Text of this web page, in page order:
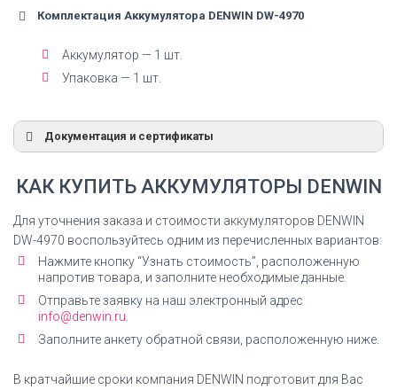
Комплектация Аккумулятора DENWIN DW-4970
Аккумулятор — 1 шт.
Упаковка — 1 шт.
Документация и сертификаты
ДЕНВИН
СКАЧАТЬ ДЕКЛАРАЦИЮ
Декларация Li-Ion аккумуляторы
Декларация соответствия на Ni-Mh аккумуляторы
КАК КУПИТЬ АККУМУЛЯТОРЫ DENWIN
Для уточнения заказа и стоимости аккумуляторов DENWIN
DW-4970 воспользуйтесь одним из перечисленных вариантов:
Нажмите кнопку “Узнать стоимость”, расположенную
напротив товара, и заполните необходимые данные.
Отправьте заявку на наш электронный адрес
info@denwin.ru.
Заполните анкету обратной связи, расположенную ниже.
В кратчайшие сроки компания DENWIN подготовит для Вас